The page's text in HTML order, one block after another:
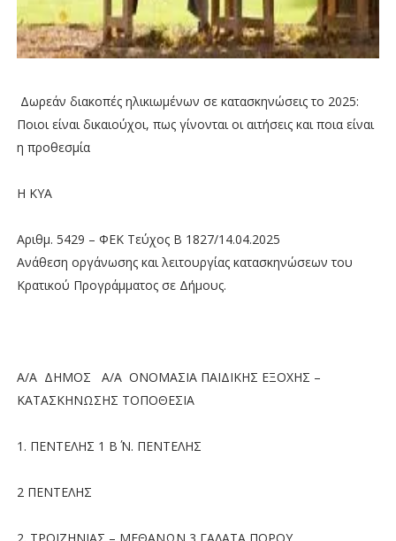
Δωρεάν διακοπές ηλικιωμένων σε κατασκηνώσεις το 2025:
Ποιοι είναι δικαιούχοι, πως γίνονται οι αιτήσεις και ποια είναι
η προθεσμία
Η ΚΥΑ
Αριθμ. 5429 – ΦΕΚ Τεύχος Β 1827/14.04.2025
Ανάθεση οργάνωσης και λειτουργίας κατασκηνώσεων του
Κρατικού Προγράμματος σε Δήμους.
Α/Α ΔΗΜΟΣ Α/Α ΟΝΟΜΑΣΙΑ ΠΑΙΔΙΚΗΣ ΕΞΟΧΗΣ –
ΚΑΤΑΣΚΗΝΩΣΗΣ ΤΟΠΟΘΕΣΙΑ
1. ΠΕΝΤΕΛΗΣ 1 Β΄ Ν. ΠΕΝΤΕΛΗΣ
2 ΠΕΝΤΕΛΗΣ